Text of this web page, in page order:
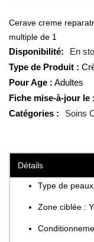
Cerave creme
multiple de 1
En
Type de Produit :
Pour Age : Adultes
Fiche mise-à-jour le :
Catégories :
Soins
Détails
Type de
Zone ciblée :